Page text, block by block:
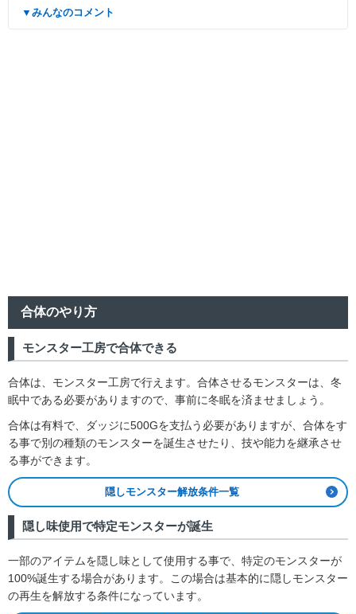
▼みんなのコメント
合体のやり方
モンスター工房で合体できる
合体は、モンスター工房で行えます。合体させるモンスターは、冬
眠中である必要がありますので、事前に冬眠を済ませましょう。
合体は有料で、ダッジに500Gを支払う必要がありますが、合体をす
る事で別の種類のモンスターを誕生させたり、技や能力を継承させ
る事ができます。
隠しモンスター解放条件一覧
隠し味使用で特定モンスターが誕生
一部のアイテムを隠し味として使用する事で、特定のモンスターが
100%誕生する場合があります。この場合は基本的に隠しモンスター
の再生を解放する条件になっています。